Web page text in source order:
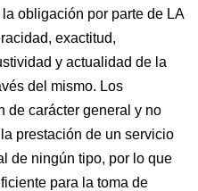
obligación por parte de LA
exactitud,
y actualidad de la
del mismo. Los
de carácter general y no
prestación de un servicio
de ningún tipo, por lo que
para la toma de